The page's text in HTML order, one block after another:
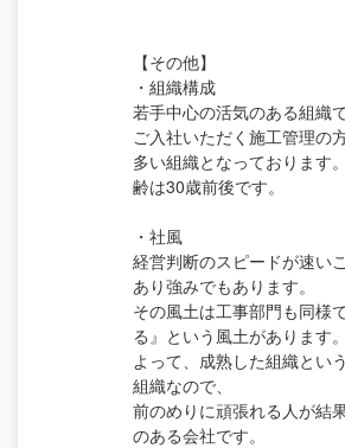
【その他】
・組織構成
若手中心の活気のある組織
ご入社いただく施工管理の
多い組織となっております
齢は30歳前後です。
・社風
経営判断のスピードが速い
あり強みでもあります。
その風土は工事部門も同様
る』という風土があります。
よって、成熟した組織とい
組織なので、
前のめりに頑張れる人が結
のある会社です。